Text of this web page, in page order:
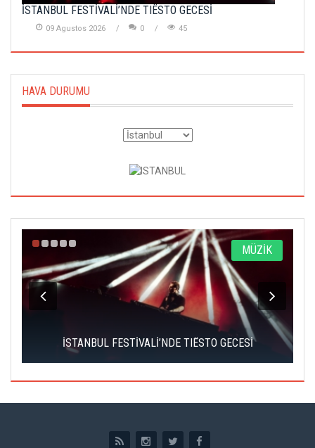
İSTANBUL FESTİVALİ’NDE TIËSTO GECESİ
09 Agustos 2026 0 45
HAVA DURUMU
MÜZİK
İSTANBUL FESTİVALİ’NDE TIËSTO GECESİ